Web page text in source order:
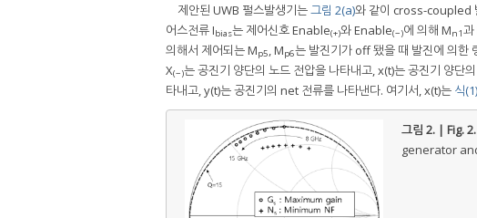
제안된 UWB 펄스발생기는그림 2(a)와 같이 cross-coupled
어스전류 Ibias는 제어신호 Enable(+)와 Enable(−)에 의해 Mn1과
의해서 제어되는 Mp5, Mp6는 발진기가 off 됐을 때 발진에 의한
X(−)는 공진기 양단의 노드 전압을 나타내고, x(t)는 공진기 양단
타내고, y(t)는 공진기의 net 전류를 나타낸다. 여기서, x(t)는 식(1)
그림 2. | Fig. 2.
generator